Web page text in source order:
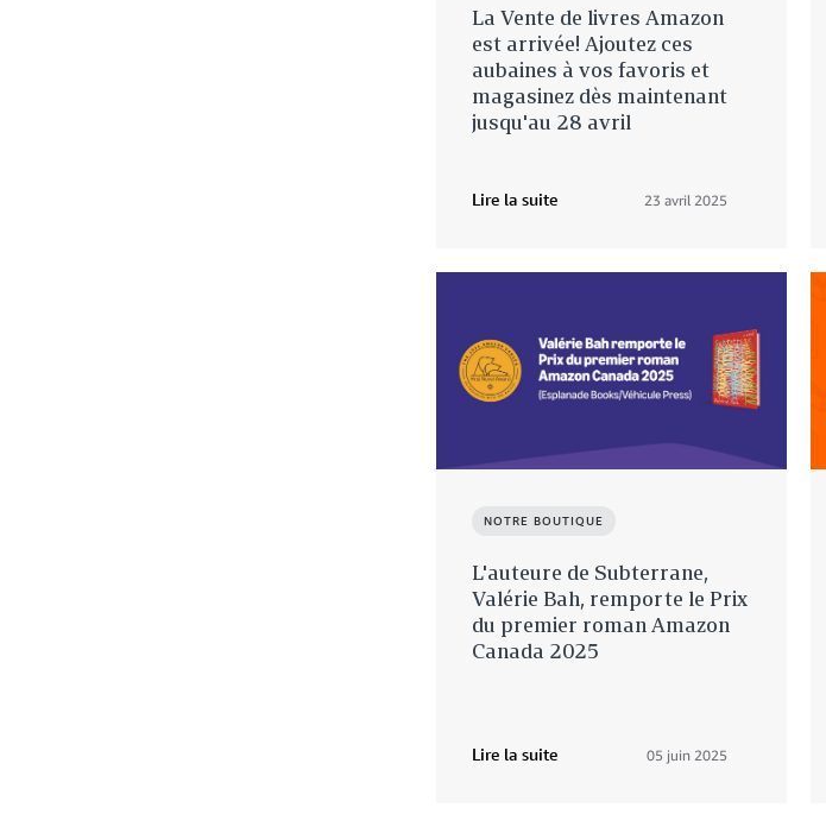
La Vente de livres Amazon
est arrivée! Ajoutez ces
aubaines à vos favoris et
magasinez dès maintenant
jusqu'au 28 avril
Lire la suite 23 avril 2025
NOTRE BOUTIQUE
L'auteure de Subterrane,
Valérie Bah, remporte le Prix
du premier roman Amazon
Canada 2025
Lire la suite 05 juin 2025